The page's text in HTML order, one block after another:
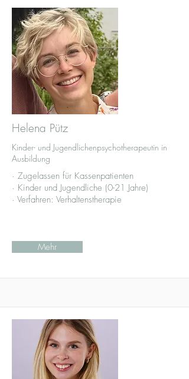
Helena Pütz
Kinder- und Jugendlichenpsychotherapeutin in
Ausbildung
· Zugelassen für Kassenpatienten
· Kinder und Jugendliche (0-21 Jahre)
· Verfahren: Verhaltenstherapie
Mehr